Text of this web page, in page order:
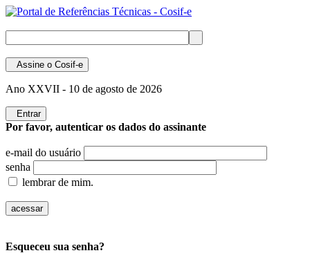
Assine o Cosif-e
Ano XXVII - 10 de agosto de 2026
Entrar
Por favor, autenticar os dados do assinante
e-mail do usuário
senha
lembrar de mim.
Esqueceu sua senha?